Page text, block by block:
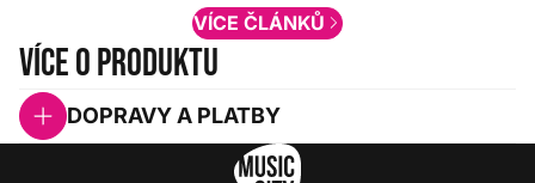
VÍCE ČLÁNKŮ
Více o produktu
DOPRAVY A PLATBY